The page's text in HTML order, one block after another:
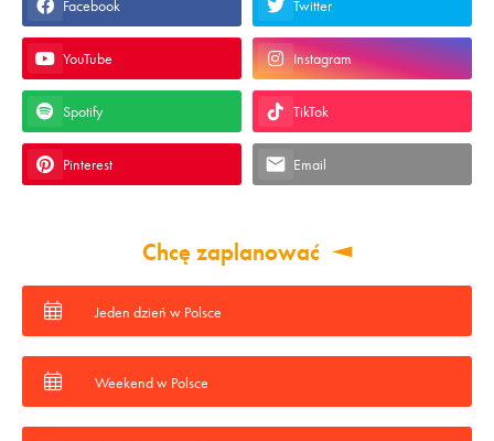
Facebook Twitter
YouTube Instagram
Spotify TikTok
Pinterest Email
Chcę zaplanować
Jeden dzień w Polsce
Weekend w Polsce